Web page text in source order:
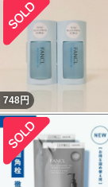
748円